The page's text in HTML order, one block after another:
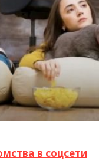
в соцсети